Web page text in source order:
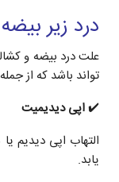
درد زیر
علت درد بیضه و
تواند باشد که از
✔️اپی دیدیمیت
التهاب اپی دیدیم
یابد.